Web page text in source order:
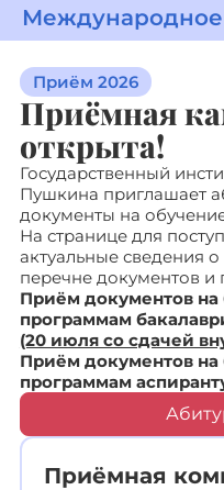
Международное
Приём 2026
Приёмная
открыта!
Государственный
Пушкина приглашает
документы на
На странице для
актуальные сведения
перечне документов и
Приём документов
программам
(20 июля со сдачей
Приём документов
программам
Приёмная